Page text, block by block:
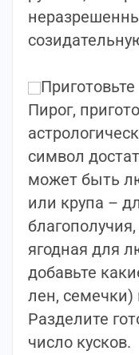
Пирог,
символ
может быть
или крупа –
ягодная для
добавьте
лен, семечки)
Разделите
число кусков.